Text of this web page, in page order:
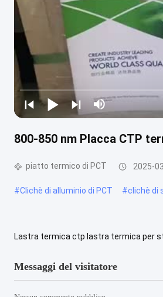
800-850 nm Placca CTP
piatto termico di PCT 2025-
#Clichè di alluminio di PCT #clichè di
Lastra termica ctp lastra termica per
Messaggi del visitatore